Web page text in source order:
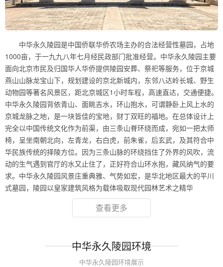
中华永久陵园是中国侨联华侨农场主办的合法经营性墓园，占地
1000亩，于一九九八年七月经民政部门批准经营。中华永久陵园主要
面向北京市民及归国华人华侨提供陵园安葬、祭祀等服务，位于京城
燕山山脉龙宝山下，规划建设的京北新城内，东邻八达岭长城、野生
动物园等著名风景区，距北京城区1小时车程，高速直达，交通便捷。
中华永久陵园背依青山、面眺吉水，环山抱水，可谓静卧上风上水的
京城龙脉之地，是一块皆佳的宝地，财丁双旺的福地。在总体设计上
完全以中国传统文化作为前渠，由三条山脊环绕而成，宛如一把太师
椅，呈坐南朝北向，左青龙，右白虎，前朱雀，后玄武，及其符合中
华民族传统的择陵方位。因为三条山脉的环绕挡住了外界的风吹，流
动的生气遇到官厅的水又止住了，正好符合山环水抱，藏风纳气的要
求。中华永久陵园风景庄重典雅、气势如宏，是华北地区最大的平川
式墓园，陵园以皇家建筑风格为载体吸取现代园林艺术之精华
查看更多
中华永久陵园环境
中华永久陵园环境展示